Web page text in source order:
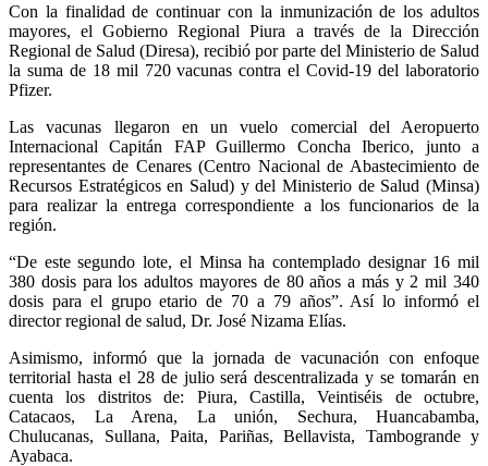
Con la finalidad de continuar con la inmunización de los adultos
mayores, el Gobierno Regional Piura a través de la Dirección
Regional de Salud (Diresa), recibió por parte del Ministerio de Salud
la suma de 18 mil 720 vacunas contra el Covid-19 del laboratorio
Pfizer.
Las vacunas llegaron en un vuelo comercial del Aeropuerto
Internacional Capitán FAP Guillermo Concha Iberico, junto a
representantes de Cenares (Centro Nacional de Abastecimiento de
Recursos Estratégicos en Salud) y del Ministerio de Salud (Minsa)
para realizar la entrega correspondiente a los funcionarios de la
región.
“De este segundo lote, el Minsa ha contemplado designar 16 mil
380 dosis para los adultos mayores de 80 años a más y 2 mil 340
dosis para el grupo etario de 70 a 79 años”. Así lo informó el
director regional de salud, Dr. José Nizama Elías.
Asimismo, informó que la jornada de vacunación con enfoque
territorial hasta el 28 de julio será descentralizada y se tomarán en
cuenta los distritos de: Piura, Castilla, Veintiséis de octubre,
Catacaos, La Arena, La unión, Sechura, Huancabamba,
Chulucanas, Sullana, Paita, Pariñas, Bellavista, Tambogrande y
Ayabaca.